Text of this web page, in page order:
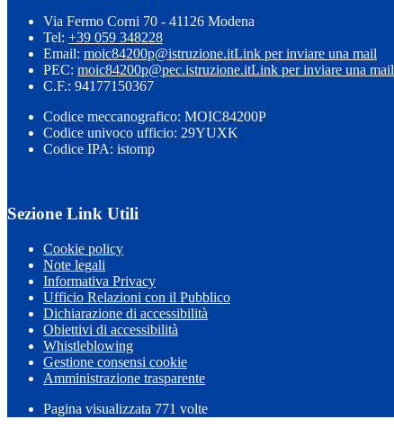
Via Fermo Corni 70 - 41126 Modena
Tel: +39 059 348228
Email: moic84200p@istruzione.itLink per inviare una mail
PEC: moic84200p@pec.istruzione.itLink per inviare una mail
C.F.: 94177150367
Codice meccanografico: MOIC84200P
Codice univoco ufficio: 29YUXK
Codice IPA: istomp
Sezione Link Utili
Cookie policy
Note legali
Informativa Privacy
Ufficio Relazioni con il Pubblico
Dichiarazione di accessibilità
Obiettivi di accessibilità
Whistleblowing
Gestione consensi cookie
Amministrazione trasparente
Pagina visualizzata 771 volte